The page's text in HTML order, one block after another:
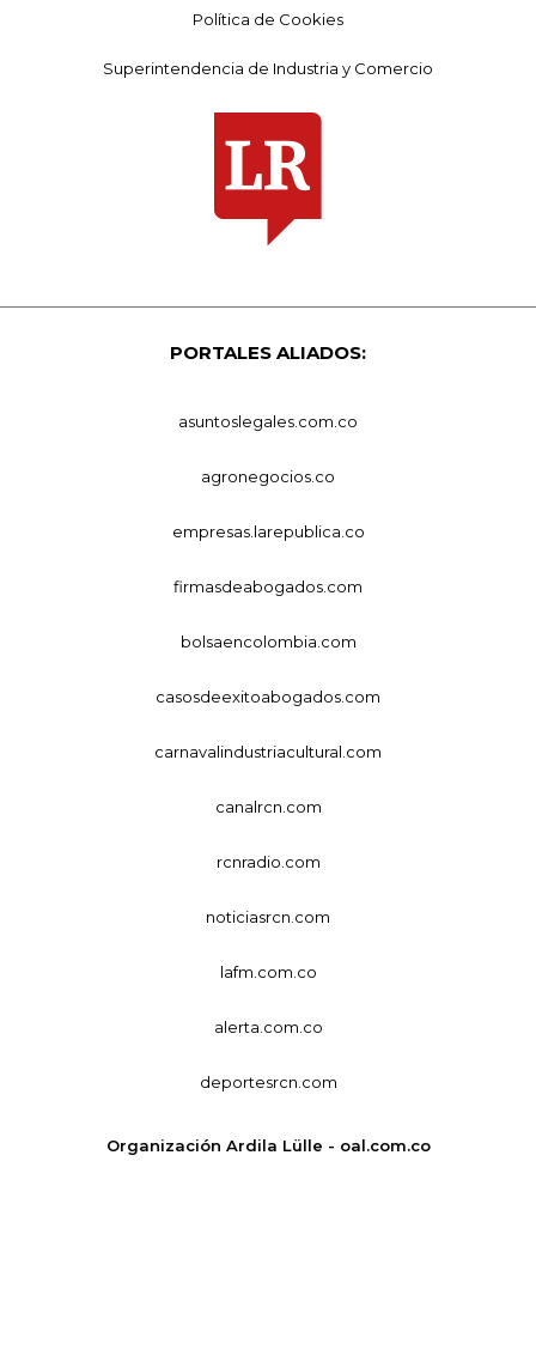
Política de Cookies
Superintendencia de Industria y Comercio
PORTALES ALIADOS:
asuntoslegales.com.co
agronegocios.co
empresas.larepublica.co
firmasdeabogados.com
bolsaencolombia.com
casosdeexitoabogados.com
carnavalindustriacultural.com
canalrcn.com
rcnradio.com
noticiasrcn.com
lafm.com.co
alerta.com.co
deportesrcn.com
Organización Ardila Lülle - oal.com.co